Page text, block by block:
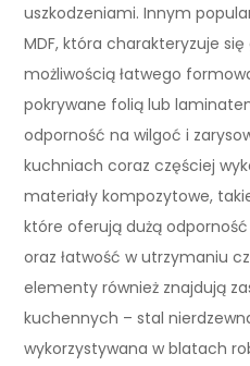
uszkodzeniami. Innym
MDF, która charakteryzuje
możliwością łatwego
pokrywane folią lub
odporność na wilgoć i
kuchniach coraz częściej
materiały kompozytowe,
które oferują dużą
oraz łatwość w utrzymaniu
elementy również znajdują
kuchennych – stal
wykorzystywana w blatach